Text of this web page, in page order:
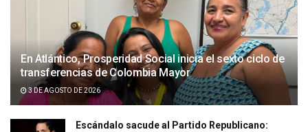
En Atlántico, Prosperidad Social inicia el sexto ciclo de
transferencias de Colombia Mayor
3 DE AGOSTO DE 2026
Escándalo sacude al Partido Republicano: